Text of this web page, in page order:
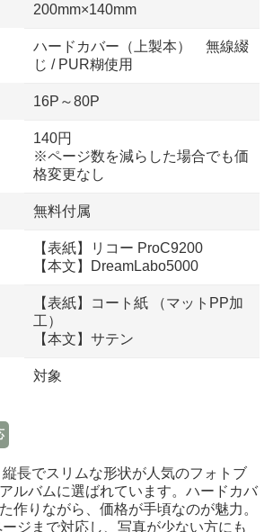
200mm×140mm
ハードカバー（上製本） 無線綴
じ / PUR糊使用
16P～80P
140円
※ページ数を減らした場合でも価
格変更なし
無料付属
【表紙】リコー ProC9200
【本文】DreamLabo5000
【表紙】コート紙 （マットPP加
工）
【本文】サテン
対象
長でスリムな形状が人気のフォトブ
ルバムに選ばれています。ハードカバ
作りながら、価格が手頃なのが魅力。
ジまで対応し、写真が少ない方にも